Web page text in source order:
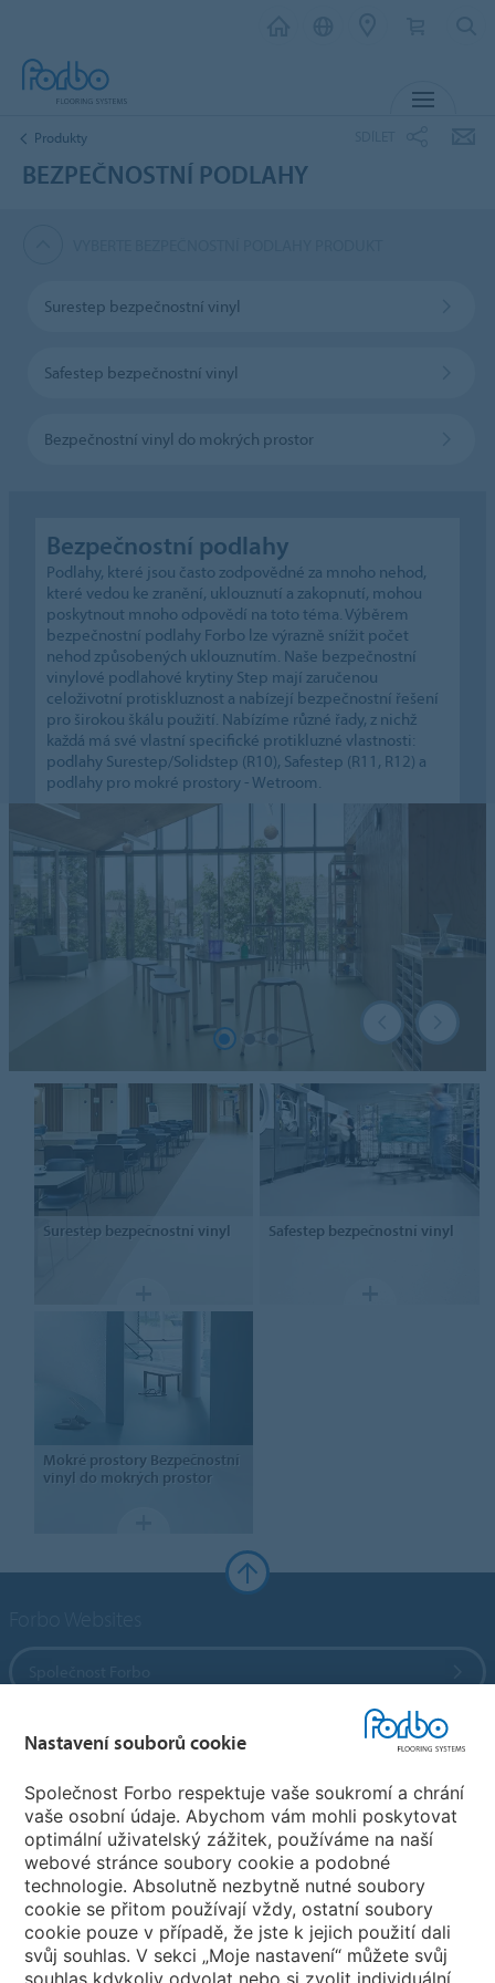
Produkty
BEZPEČNOSTNÍ PODLAHY
Surestep bezpečnostní vinyl
Safestep bezpečnostní vinyl
Bezpečnostní vinyl do mokrých prostor
Bezpečnostní podlahy
Podlahy, které jsou často zodpovědné za mnoho nehod,
které vedou ke zranění, uklouznutí a zakopnutí, mohou
poskytnout mnoho odpovědí na toto téma. Výběrem
bezpečnostní podlahy Forbo lze výrazně snížit počet
nehod způsobených uklouznutím. Naše bezpečnostní
vinylové podlahové krytiny Step mají zaručenou
celoživotní protiskluznost a nabízejí bezpečnostní řešení
pro širokou škálu použití. Nabízíme různé řady, z nichž
každá má své vlastní specifické protikluzné vlastnosti:
podlahy Surestep/Solidstep (R10), Safestep (R11, R12) a
podlahy pro mokré prostory - Wetroom.
Surestep bezpečnostní vinyl Safestep bezpečnostní vinyl
Mokré prostoryBezpečnostní
vinyl do mokrých prostor
Forbo Flooring Systems
Forbo Movement Systems
Pobočky
Vyberte svou zemi
Nastavení souborů cookie
Společnost Forbo respektuje vaše soukromí a chrání
vaše osobní údaje. Abychom vám mohli poskytovat
optimální uživatelský zážitek, používáme na naší
webové stránce soubory cookie a podobné
technologie. Absolutně nezbytně nutné soubory
cookie se přitom používají vždy, ostatní soubory
cookie pouze v případě, že jste k jejich použití dali
svůj souhlas. V sekci „Moje nastavení“ můžete svůj
souhlas kdykoliv odvolat nebo si zvolit individuální